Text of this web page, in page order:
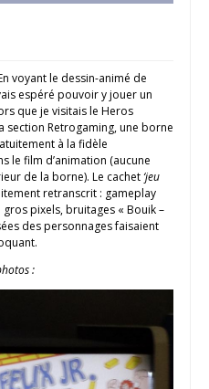
voyant le dessin-animé de
espéré pouvoir y jouer un
que je visitais le Heros
section Retrogaming, une borne
à la fidèle
le film d’animation (aucune
de la borne). Le cachet‘jeu
retranscrit : gameplay
pixels, bruitages « Bouik –
des personnages faisaient
: